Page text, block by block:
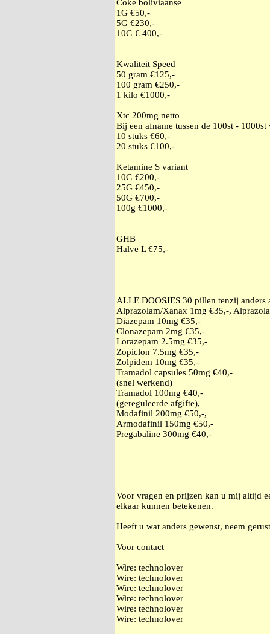
Coke boliviaanse
1G €50,-
5G €230,-
10G € 400,-
Kwaliteit Speed
50 gram €125,-
100 gram €250,-
1 kilo €1000,-
Xtc 200mg netto
Bij een afname tussen de 100st -
10 stuks €60,-
20 stuks €100,-
Ketamine S variant
10G €200,-
25G €450,-
50G €700,-
100g €1000,-
GHB
Halve L €75,-
ALLE DOOSJES 30 pillen tenzij anders
Alprazolam/Xanax 1mg €35,-,
Diazepam 10mg €35,-
Clonazepam 2mg €35,-
Lorazepam 2.5mg €35,-
Zopiclon 7.5mg €35,-
Zolpidem 10mg €35,-
Tramadol capsules 50mg €40,-
(snel werkend)
Tramadol 100mg €40,-
(gereguleerde afgifte),
Modafinil 200mg €50,-,
Armodafinil 150mg €50,-
Pregabaline 300mg €40,-
Voor vragen en prijzen kan u mij altijd
elkaar kunnen betekenen.
Heeft u wat anders gewenst, neem
Voor contact
Wire: technolover
Wire: technolover
Wire: technolover
Wire: technolover
Wire: technolover
Wire: technolover